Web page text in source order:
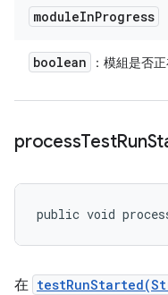
moduleInProgress
boolean ：模組是否正
processTestRun
public void
在